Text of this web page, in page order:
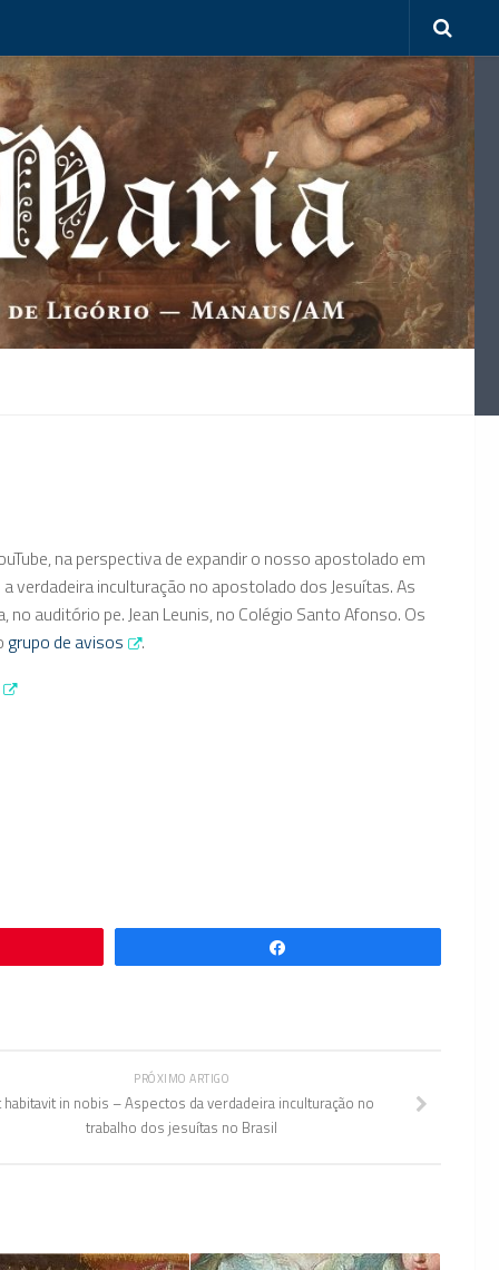
na perspectiva de expandir o nosso apostolado em
verdadeira inculturação no apostolado dos Jesuítas. As
auditório pe. Jean Leunis, no Colégio Santo Afonso. Os
grupo de avisos .
PRÓXIMO ARTIGO
habitavit in nobis – Aspectos da verdadeira inculturação no
trabalho dos jesuítas no Brasil